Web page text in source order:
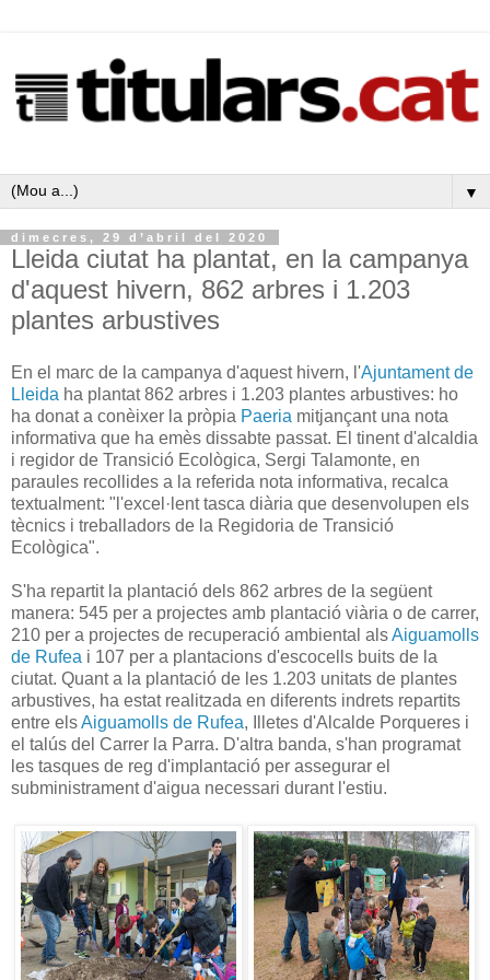
▼
dimecres, 29 d’abril del 2020
Lleida ciutat ha plantat, en la campanya
d'aquest hivern, 862 arbres i 1.203
plantes arbustives
En el marc de la campanya d'aquest hivern, l'Ajuntament de
Lleida ha plantat 862 arbres i 1.203 plantes arbustives: ho
ha donat a conèixer la pròpia Paeria mitjançant una nota
informativa que ha emès dissabte passat. El tinent d'alcaldia
i regidor de Transició Ecològica, Sergi Talamonte, en
paraules recollides a la referida nota informativa, recalca
textualment: "l'excel·lent tasca diària que desenvolupen els
tècnics i treballadors de la Regidoria de Transició
Ecològica".
S'ha repartit la plantació dels 862 arbres de la següent
manera: 545 per a projectes amb plantació viària o de carrer,
210 per a projectes de recuperació ambiental alsAiguamolls
de Rufea i 107 per a plantacions d'escocells buits de la
ciutat. Quant a la plantació de les 1.203 unitats de plantes
arbustives, ha estat realitzada en diferents indrets repartits
entre elsAiguamolls de Rufea, Illetes d'Alcalde Porqueres i
el talús del Carrer la Parra. D'altra banda, s'han programat
les tasques de reg d'implantació per assegurar el
subministrament d'aigua necessari durant l'estiu.